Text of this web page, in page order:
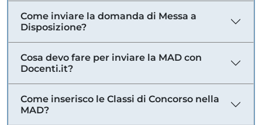
Come inviare la domanda di Messa a
Disposizione?
Cosa devo fare per inviare la MAD con
Docenti.it?
Come inserisco le Classi di Concorso nella
MAD?